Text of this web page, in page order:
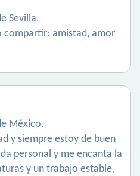
Sevilla.
compartir: amistad, amor
México.
y siempre estoy de buen
personal y me encanta la
y un trabajo estable,